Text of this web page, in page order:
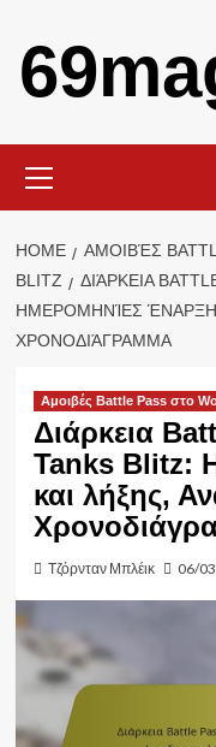
content
Menu
HOME
ΑΜΟΙΒΈΣ
BLITZ
ΔΙΆΡΚΕΙΑ
ΗΜΕΡΟΜΗΝΊΕΣ
ΧΡΟΝΟΔΙΆΓΡΑΜΜΑ
Αμοιβές Battle Pass στο
Διάρκεια
Tanks Blitz:
και λήξης,
Τζόρνταν Μπλέικ 06/